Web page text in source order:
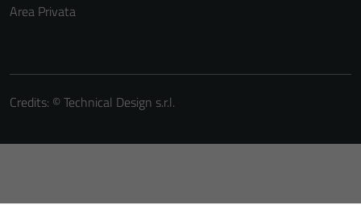
Area Privata
Credits: ©Technical Design s.r.l.